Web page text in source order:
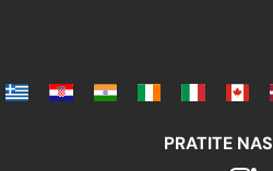
PRATITE NAS